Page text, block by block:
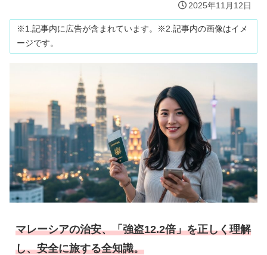
2025年11月12日
※1.記事内に広告が含まれています。※2.記事内の画像はイメ
ージです。
マレーシアの治安、「強盗12.2倍」を正しく理解
し、安全に旅する全知識。